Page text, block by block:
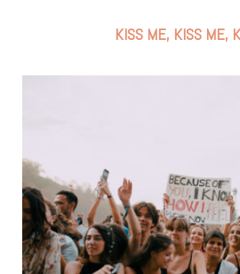
KISS ME, KISS ME,